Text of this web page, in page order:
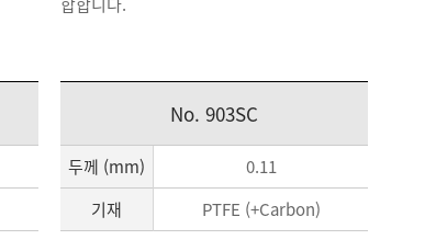
No. 903SC
두께 (mm)
0.11
기재
PTFE (+Carbon)